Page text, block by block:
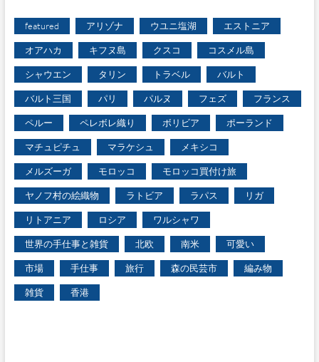
featured アリゾナ ウユニ塩湖 エストニア
オアハカ キフヌ島 クスコ コスメル島
シャウエン タリン トラベル バルト
バルト三国 パリ パルヌ フェズ フランス
ペルー ペレボレ織り ボリビア ポーランド
マチュピチュ マラケシュ メキシコ
メルズーガ モロッコ モロッコ買付け旅
ヤノフ村の絵織物 ラトビア ラパス リガ
リトアニア ロシア ワルシャワ
世界の手仕事と雑貨 北欧 南米 可愛い
市場 手仕事 旅行 森の民芸市 編み物
雑貨 香港